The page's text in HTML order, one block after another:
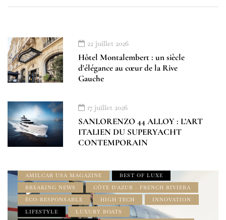
22 juillet 2026
Hôtel Montalembert : un siècle
d'élégance au cœur de la Rive
Gauche
17 juillet 2026
SANLORENZO 44 ALLOY : L’ART
ITALIEN DU SUPERYACHT
CONTEMPORAIN
AMILCAR BUSINESS MAGAZINE
AMILCAR FRENCH RIVIERA MAGAZINE
AMILCAR LUXURY SELECTIONS MAGAZINE
AMILCAR USA MAGAZINE
BEST OF LUXE
BREAKING NEWS
CÔTE D'AZUR - FRENCH RIVIERA
ÉCO-RESPONSABLE
HIGH TECH
INNOVATION
LIFESTYLE
LUXURY BOATS